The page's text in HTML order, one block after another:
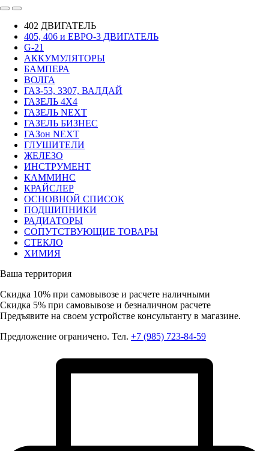
402 ДВИГАТЕЛЬ
405, 406 и ЕВРО-3 ДВИГАТЕЛЬ
G-21
АККУМУЛЯТОРЫ
БАМПЕРА
ВОЛГА
ГАЗ-53, 3307, ВАЛДАЙ
ГАЗЕЛЬ 4Х4
ГАЗЕЛЬ NEXT
ГАЗЕЛЬ БИЗНЕС
ГАЗон NEXT
ГЛУШИТЕЛИ
ЖЕЛЕЗО
ИНСТРУМЕНТ
КАММИНС
КРАЙСЛЕР
ОСНОВНОЙ СПИСОК
ПОДШИПНИКИ
РАДИАТОРЫ
СОПУТСТВУЮЩИЕ ТОВАРЫ
СТЕКЛО
ХИМИЯ
Ваша территория
Скидка 10% при самовывозе и расчете наличными
Скидка 5% при самовывозе и безналичном расчете
Предъявите на своем устройстве консультанту в магазине.
Предложение ограничено. Тел. +7 (985) 723-84-59